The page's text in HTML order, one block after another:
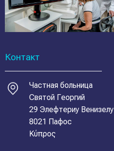
Контакт
Частная больница
Святой Георгий
29 Элефтериу Венизелу
8021 Пафос
Κύπρος